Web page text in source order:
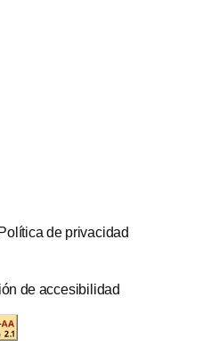
Política de privacidad
de accesibilidad